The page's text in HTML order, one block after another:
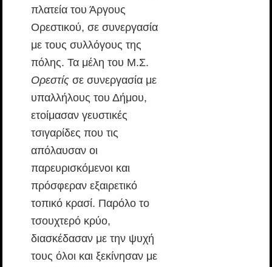
πλατεία του Άργους
Ορεστικού, σε συνεργασία
με τους συλλόγους της
πόλης. Τα μέλη του Μ.Σ.
Ορεστίςσε συνεργασία με
υπαλλήλους του Δήμου,
ετοίμασαν γευστικές
τσιγαρίδες που τις
απόλαυσαν οι
παρευρισκόμενοι και
πρόσφεραν εξαιρετικό
τοπικό κρασί. Παρόλο το
τσουχτερό κρύο,
διασκέδασαν με την ψυχή
τους όλοι και ξεκίνησαν με